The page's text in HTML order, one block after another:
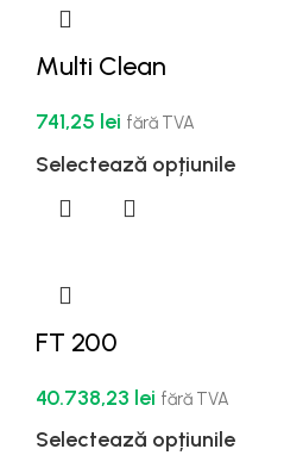
Multi Clean
741,25 lei fără TVA
Selectează opțiunile
FT 200
40.738,23 lei fără TVA
Selectează opțiunile